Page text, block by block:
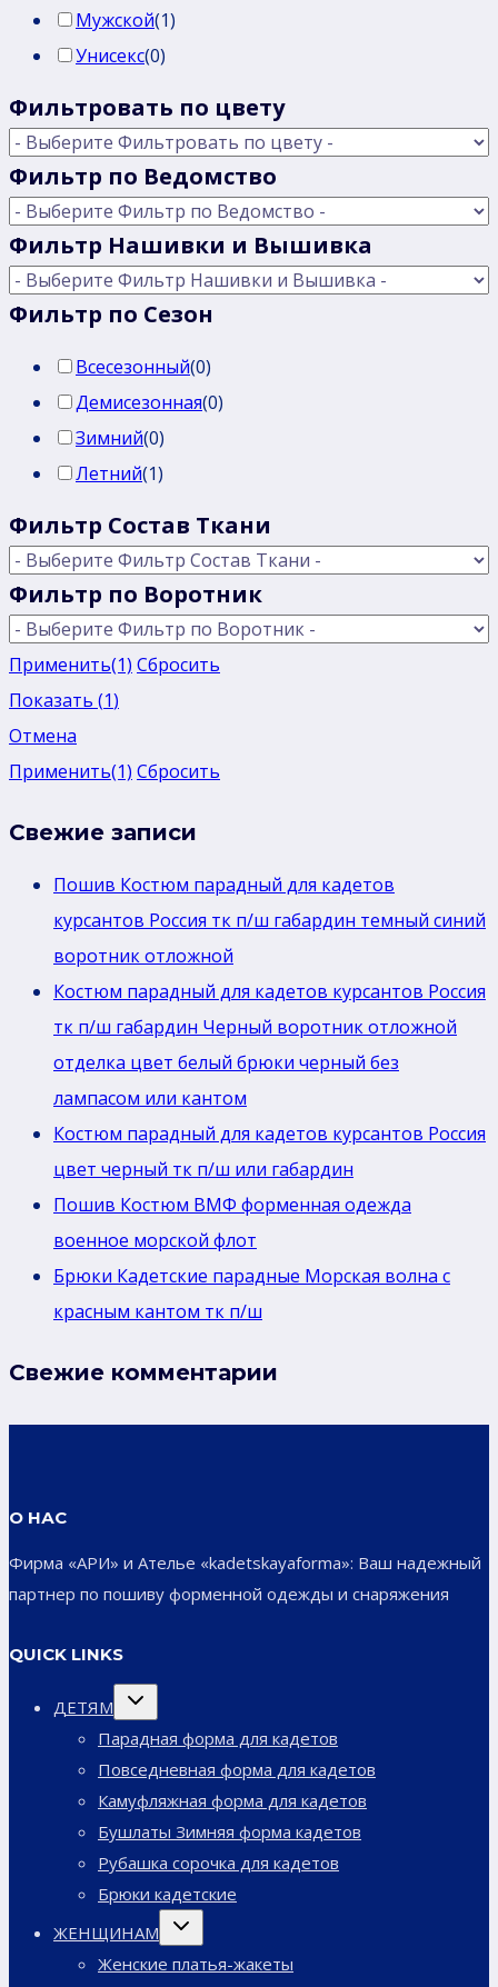
Мужской(1)
Унисекс(0)
Фильтровать по цвету
Фильтр по Ведомство
Фильтр Нашивки и Вышивка
Фильтр по Сезон
Всесезонный(0)
Демисезонная(0)
Зимний(0)
Летний(1)
Фильтр Состав Ткани
Фильтр по Воротник
Применить(1) Сбросить
Показать (1)
Отмена
Применить(1) Сбросить
Свежие записи
Пошив Костюм парадный для кадетов
курсантов Россия тк п/ш габардин темный синий
воротник отложной
Костюм парадный для кадетов курсантов Россия
тк п/ш габардин Черный воротник отложной
отделка цвет белый брюки черный без
лaмпасом или кантом
Костюм парадный для кадетов курсантов Россия
цвет черный тк п/ш или габардин
Пошив Костюм ВМФ форменная одежда
военное морской флот
Брюки Кадетские парадные Морская волна с
красным кантом тк п/ш
Свежие комментарии
О НАС
Фирма «АРИ» и Ателье «kadetskayaforma»: Ваш надежный
партнер по пошиву форменной одежды и снаряжения
QUICK LINKS
ДЕТЯМ
Переключить
дочернее
Парадная форма для кадетов
Повседневная форма для кадетов
Камуфляжная форма для кадетов
Бушлаты Зимняя форма кадетов
Рубашка сорочка для кадетов
Брюки кадетские
ЖЕНЩИНАМ
Переключить
дочернее
Женские платья-жакеты